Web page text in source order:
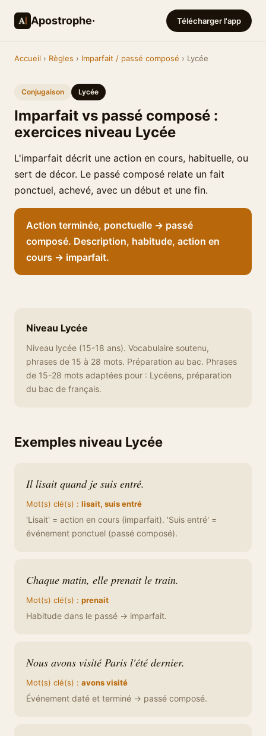
Apostrophe· Télécharger l'app
Accueil › Règles › Imparfait / passé composé › Lycée
Conjugaison Lycée
Imparfait vs passé composé :
exercices niveau Lycée
L'imparfait décrit une action en cours, habituelle, ou
sert de décor. Le passé composé relate un fait
ponctuel, achevé, avec un début et une fin.
Action terminée, ponctuelle → passé
composé. Description, habitude, action en
cours → imparfait.
Niveau Lycée
Niveau lycée (15-18 ans). Vocabulaire soutenu,
phrases de 15 à 28 mots. Préparation au bac. Phrases
de 15-28 mots adaptées pour : Lycéens, préparation
du bac de français.
Exemples niveau Lycée
Il lisait quand je suis entré.
Mot(s) clé(s) : lisait, suis entré
'Lisait' = action en cours (imparfait). 'Suis entré' =
événement ponctuel (passé composé).
Chaque matin, elle prenait le train.
Mot(s) clé(s) : prenait
Habitude dans le passé → imparfait.
Nous avons visité Paris l'été dernier.
Mot(s) clé(s) : avons visité
Événement daté et terminé → passé composé.